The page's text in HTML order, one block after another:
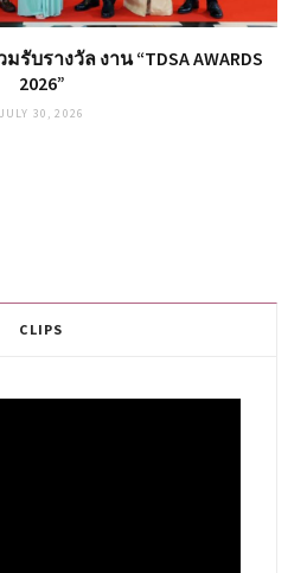
บรางวัล งาน “TDSA AWARDS
2026”
JULY 30, 2026
CLIPS